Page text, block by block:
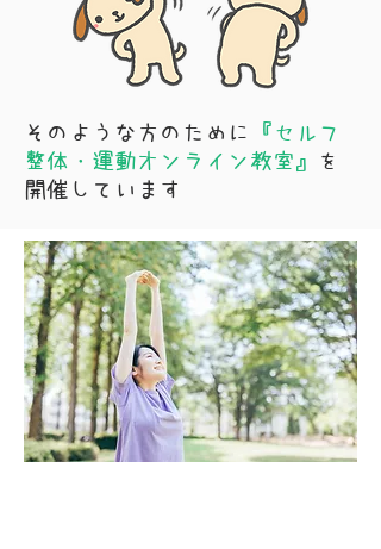
そのような方のために
『セルフ
整体・運動オンライン教室』
を
開催しています